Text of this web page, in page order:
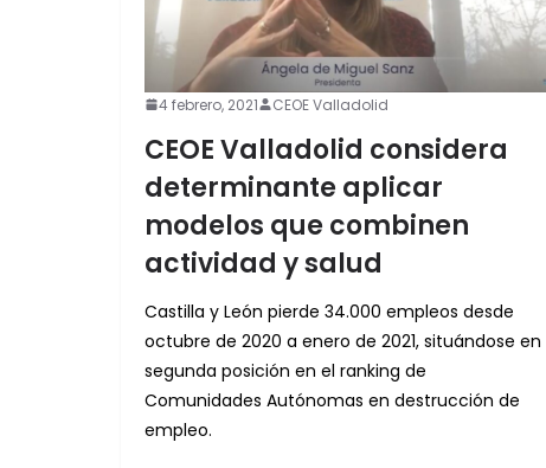
4 febrero, 2021 CEOE Valladolid
CEOE Valladolid considera
determinante aplicar
modelos que combinen
actividad y salud
Castilla y León pierde 34.000 empleos desde
octubre de 2020 a enero de 2021, situándose en
segunda posición en el ranking de
Comunidades Autónomas en destrucción de
empleo.